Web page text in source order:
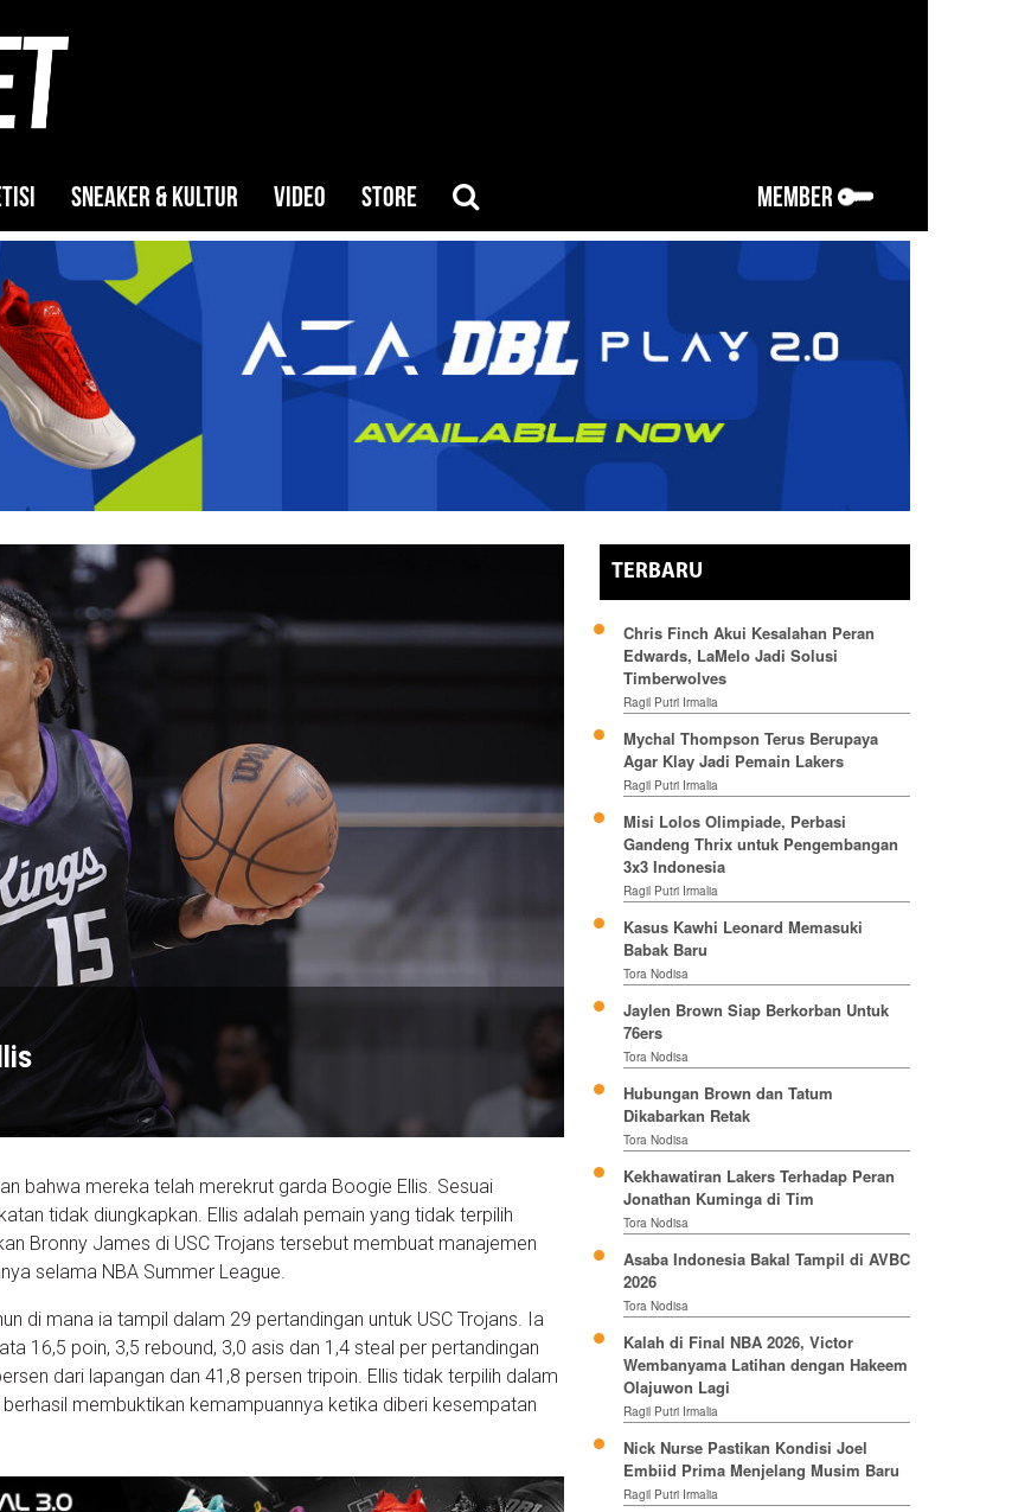
SNEAKER & KULTUR VIDEO STORE MEMBER
bahwa mereka telah merekrut garda Boogie Ellis. Sesuai
tidak diungkapkan. Ellis adalah pemain yang tidak terpilih
Bronny James di USC Trojans tersebut membuat manajemen
selama NBA Summer League.
di mana ia tampil dalam 29 pertandingan untuk USC Trojans. Ia
16,5 poin, 3,5 rebound, 3,0 asis dan 1,4 steal per pertandingan
dari lapangan dan 41,8 persen tripoin. Ellis tidak terpilih dalam
membuktikan kemampuannya ketika diberi kesempatan
TERBARU
Chris Finch Akui Kesalahan Peran
Edwards, LaMelo Jadi Solusi
Timberwolves
Ragil Putri Irmalia
Mychal Thompson Terus Berupaya
Agar Klay Jadi Pemain Lakers
Ragil Putri Irmalia
Misi Lolos Olimpiade, Perbasi
Gandeng Thrix untuk Pengembangan
3x3 Indonesia
Ragil Putri Irmalia
Kasus Kawhi Leonard Memasuki
Babak Baru
Tora Nodisa
Jaylen Brown Siap Berkorban Untuk
76ers
Tora Nodisa
Hubungan Brown dan Tatum
Dikabarkan Retak
Tora Nodisa
Kekhawatiran Lakers Terhadap Peran
Jonathan Kuminga di Tim
Tora Nodisa
Asaba Indonesia Bakal Tampil di AVBC
2026
Tora Nodisa
Kalah di Final NBA 2026, Victor
Wembanyama Latihan dengan Hakeem
Olajuwon Lagi
Ragil Putri Irmalia
Nick Nurse Pastikan Kondisi Joel
Embiid Prima Menjelang Musim Baru
Ragil Putri Irmalia